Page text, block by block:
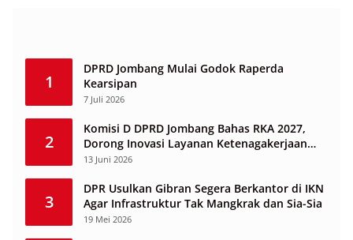
1
DPRD Jombang Mulai Godok Raperda
Kearsipan
7 Juli 2026
2
Komisi D DPRD Jombang Bahas RKA 2027,
Dorong Inovasi Layanan Ketenagakerjaan
Berbasis Desa
13 Juni 2026
3
DPR Usulkan Gibran Segera Berkantor di IKN
Agar Infrastruktur Tak Mangkrak dan Sia-Sia
19 Mei 2026